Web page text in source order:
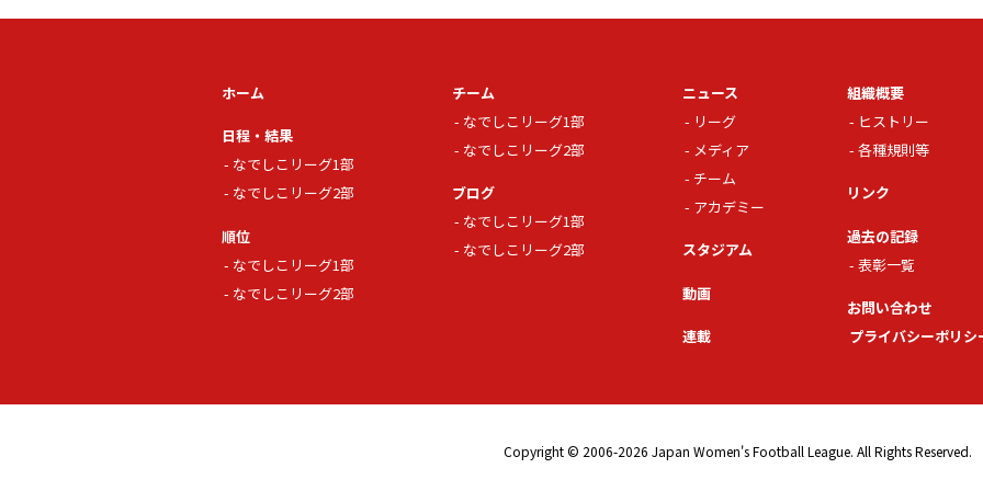
ホーム
日程・結果
なでしこリーグ1部
なでしこリーグ2部
順位
なでしこリーグ1部
なでしこリーグ2部
チーム
なでしこリーグ1部
なでしこリーグ2部
ブログ
なでしこリーグ1部
なでしこリーグ2部
ニュース
リーグ
メディア
チーム
アカデミー
スタジアム
動画
連載
組織概要
ヒストリー
各種規則等
リンク
過去の記録
表彰一覧
お問い合わせ
プライバシーポリシ
Copyright © 2006-2026 Japan Women's Football League. All Rights Reserved.